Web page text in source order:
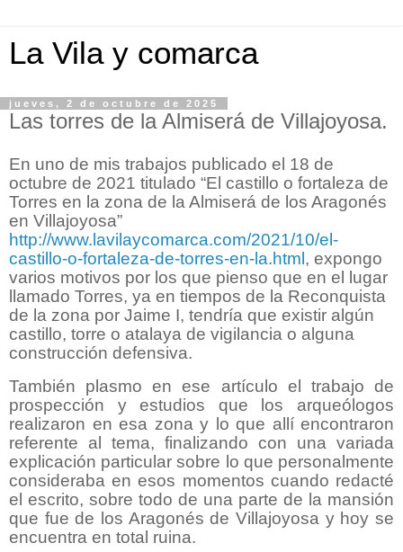
La Vila y comarca
jueves, 2 de octubre de 2025
Las torres de la Almiserá de Villajoyosa.
En uno de mis trabajos publicado el 18 de
octubre de 2021 titulado “El castillo o fortaleza de
Torres en la zona de la Almiserá de los Aragonés
en Villajoyosa”
http://www.lavilaycomarca.com/2021/10/el-
castillo-o-fortaleza-de-torres-en-la.html, expongo
varios motivos por los que pienso que en el lugar
llamado Torres, ya en tiempos de la Reconquista
de la zona por Jaime I, tendría que existir algún
castillo, torre o atalaya de vigilancia o alguna
construcción defensiva.
También plasmo en ese artículo el trabajo de
prospección y estudios que los arqueólogos
realizaron en esa zona y lo que allí encontraron
referente al tema, finalizando con una variada
explicación particular sobre lo que personalmente
consideraba en esos momentos cuando redacté
el escrito, sobre todo de una parte de la mansión
que fue de los Aragonés de Villajoyosa y hoy se
encuentra en total ruina.